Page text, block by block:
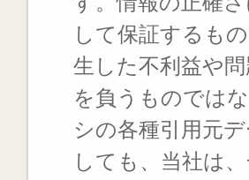
して保証するも
生した不利益や
を負うものでは
シの各種引用元
しても、当社は